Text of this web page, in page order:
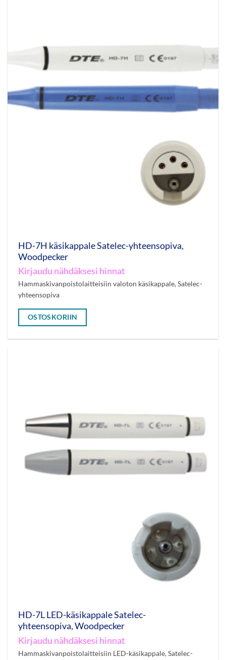
HD-7H käsikappale Satelec-yhteensopiva,
Woodpecker
Kirjaudu nähdäksesi hinnat
Hammaskivanpoistolaitteisiin valoton käsikappale, Satelec-
yhteensopiva
OSTOSKORIIN
HD-7L LED-käsikappale Satelec-
yhteensopiva, Woodpecker
Kirjaudu nähdäksesi hinnat
Hammaskivanpoistolaitteisiin LED-käsikappale, Satelec-